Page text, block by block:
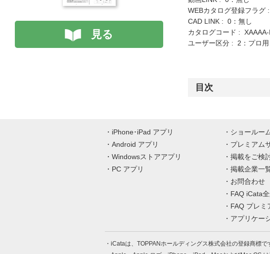
見る
WEBカタログ登録フラグ
CAD LINK : 0：無し
カタログコード :
ユーザー区分 : 2：プロ用
目次
iPhone･iPad アプリ
Android アプリ
Windowsストアアプリ
PC アプリ
ショールー
プレミアム
掲載をご検
掲載企業一
お問合わせ
FAQ iCata
FAQ プレミ
アプリケー
iCataは、TOPPANホールディングス株式会社の登録商標で